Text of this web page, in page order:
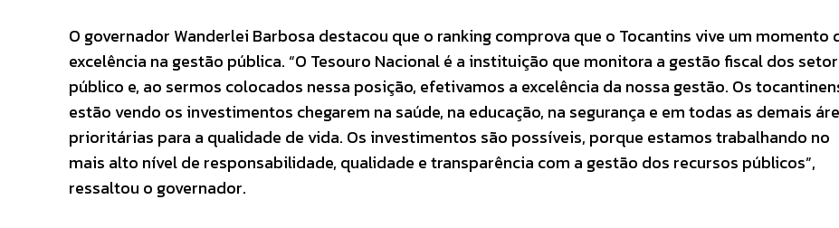
O governador Wanderlei Barbosa destacou que o ranking comprova que o Tocantins vive um momento
excelência na gestão pública. “O Tesouro Nacional é a instituição que monitora a gestão fiscal dos setor
público e, ao sermos colocados nessa posição, efetivamos a excelência da nossa gestão. Os
estão vendo os investimentos chegarem na saúde, na educação, na segurança e em todas as demais
prioritárias para a qualidade de vida. Os investimentos são possíveis, porque estamos trabalhando no
mais alto nível de responsabilidade, qualidade e transparência com a gestão dos recursos públicos”,
ressaltou o governador.